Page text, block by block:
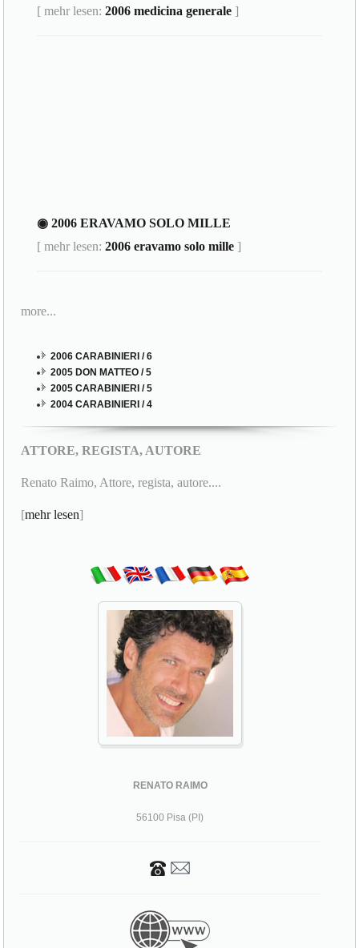
[ mehr lesen:2006 medicina generale ]
◉ 2006 ERAVAMO SOLO MILLE
[ mehr lesen:2006 eravamo solo mille ]
more...
2006 CARABINIERI / 6
2005 DON MATTEO / 5
2005 CARABINIERI / 5
2004 CARABINIERI / 4
ATTORE, REGISTA, AUTORE
Renato Raimo, Attore, regista, autore....
[mehr lesen]
RENATO RAIMO
56100 Pisa (PI)